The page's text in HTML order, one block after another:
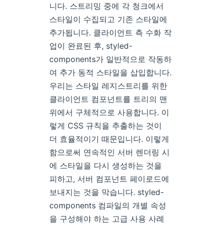
니다. 스트리밍 중에 각 청크에서
스타일이 수집되고 기존 스타일에
추가됩니다. 클라이언트 측 수화 작
업이 완료된 후, styled-
components가 일반적으로 작동하
여 추가 동적 스타일을 삽입합니다.
우리는 스타일 레지스트리를 위한
클라이언트 컴포넌트를 트리의 맨
위에서 구체적으로 사용합니다. 이
렇게 CSS 규칙을 추출하는 것이
더 효율적이기 때문입니다. 이렇게
함으로써 연속적인 서버 렌더링 시
에 스타일을 다시 생성하는 것을
피하고, 서버 컴포넌트 페이로드에
보내지는 것을 막습니다. styled-
components 컴파일의 개별 속성
을 구성해야 하는 고급 사용 사례